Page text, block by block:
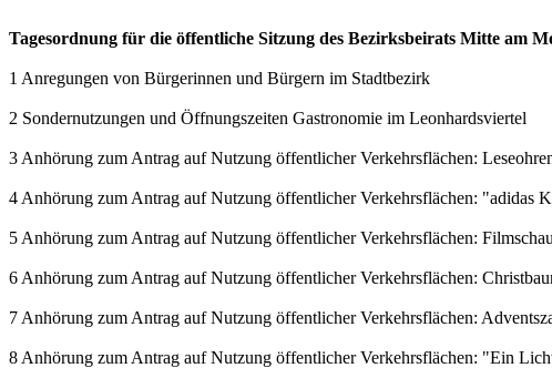
Tagesordnung für die öffentliche Sitzung des Bezirksbeirats Mitte am
1 Anregungen von Bürgerinnen und Bürgern im Stadtbezirk
2 Sondernutzungen und Öffnungszeiten Gastronomie im Leonhardsviertel
3 Anhörung zum Antrag auf Nutzung öffentlicher Verkehrsflächen:
4 Anhörung zum Antrag auf Nutzung öffentlicher Verkehrsflächen:
5 Anhörung zum Antrag auf Nutzung öffentlicher Verkehrsflächen:
6 Anhörung zum Antrag auf Nutzung öffentlicher Verkehrsflächen:
7 Anhörung zum Antrag auf Nutzung öffentlicher Verkehrsflächen:
8 Anhörung zum Antrag auf Nutzung öffentlicher Verkehrsflächen: "Ein